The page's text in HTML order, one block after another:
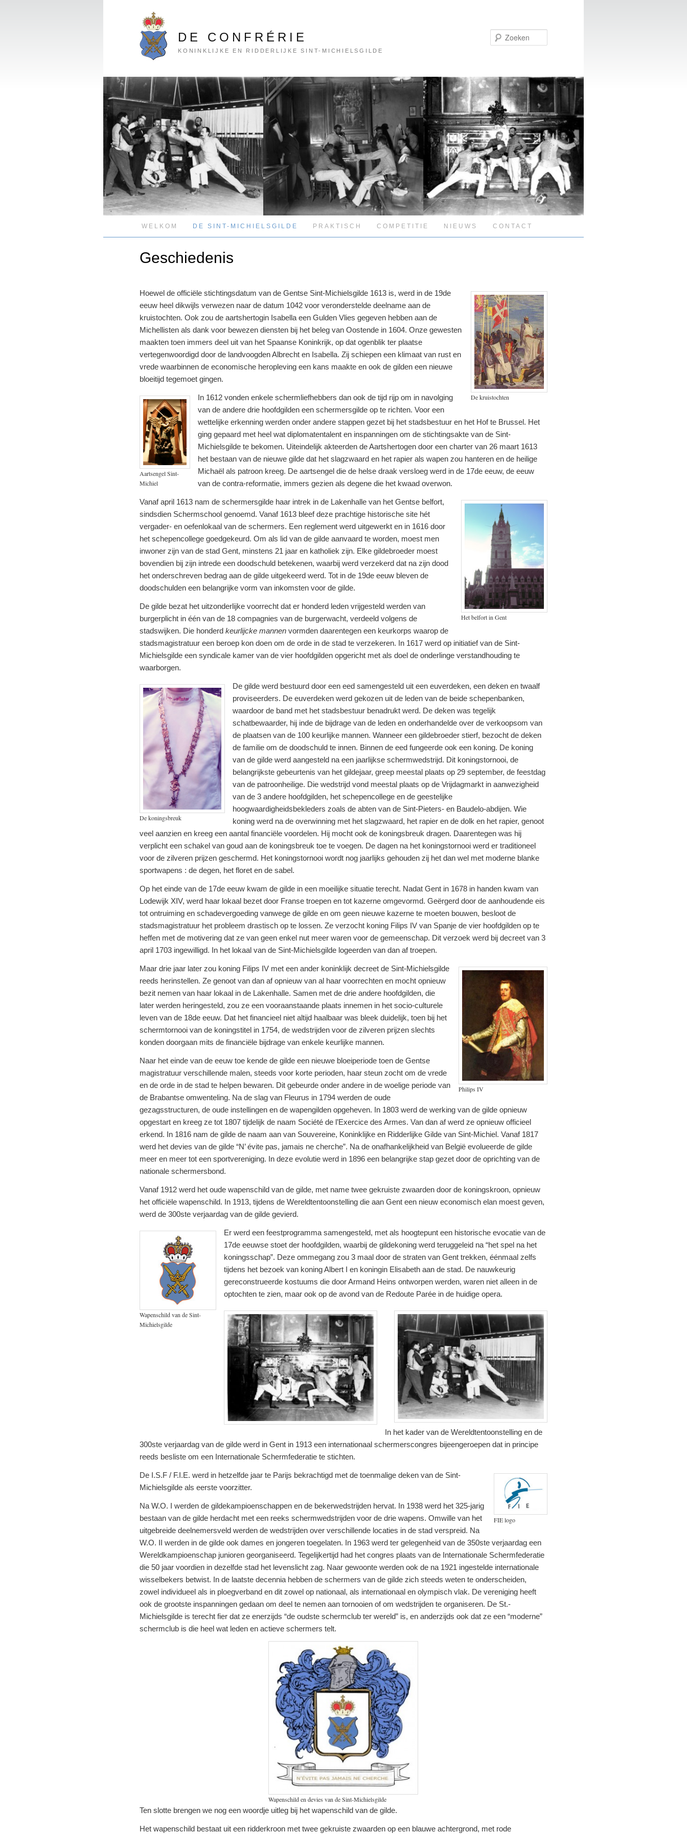
DE CONFRÉRIE
KONINKLIJKE EN RIDDERLIJKE SINT-MICHIELSGILDE
WELKOM DE SINT-MICHIELSGILDE PRAKTISCH COMPETITIE NIEUWS CONTACT
Geschiedenis
De kruistochten
Hoewel de officiële stichtingsdatum van de Gentse Sint-Michielsgilde 1613 is, werd in de 19de
eeuw heel dikwijls verwezen naar de datum 1042 voor veronderstelde deelname aan de
kruistochten. Ook zou de aartshertogin Isabella een Gulden Vlies gegeven hebben aan de
Michellisten als dank voor bewezen diensten bij het beleg van Oostende in 1604. Onze gewesten
maakten toen immers deel uit van het Spaanse Koninkrijk, op dat ogenblik ter plaatse
vertegenwoordigd door de landvoogden Albrecht en Isabella. Zij schiepen een klimaat van rust en
vrede waarbinnen de economische heropleving een kans maakte en ook de gilden een nieuwe
bloeitijd tegemoet gingen.
Aartsengel Sint-
Michiel
In 1612 vonden enkele schermliefhebbers dan ook de tijd rijp om in navolging
van de andere drie hoofdgilden een schermersgilde op te richten. Voor een
wettelijke erkenning werden onder andere stappen gezet bij het stadsbestuur en het Hof te Brussel. Het
ging gepaard met heel wat diplomatentalent en inspanningen om de stichtingsakte van de Sint-
Michielsgilde te bekomen. Uiteindelijk akteerden de Aartshertogen door een charter van 26 maart 1613
het bestaan van de nieuwe gilde dat het slagzwaard en het rapier als wapen zou hanteren en de heilige
Michaël als patroon kreeg. De aartsengel die de helse draak versloeg werd in de 17de eeuw, de eeuw
van de contra-reformatie, immers gezien als degene die het kwaad overwon.
Het belfort in Gent
Vanaf april 1613 nam de schermersgilde haar intrek in de Lakenhalle van het Gentse belfort,
sindsdien Schermschool genoemd. Vanaf 1613 bleef deze prachtige historische site hét
vergader- en oefenlokaal van de schermers. Een reglement werd uitgewerkt en in 1616 door
het schepencollege goedgekeurd. Om als lid van de gilde aanvaard te worden, moest men
inwoner zijn van de stad Gent, minstens 21 jaar en katholiek zijn. Elke gildebroeder moest
bovendien bij zijn intrede een doodschuld betekenen, waarbij werd verzekerd dat na zijn dood
het onderschreven bedrag aan de gilde uitgekeerd werd. Tot in de 19de eeuw bleven de
doodschulden een belangrijke vorm van inkomsten voor de gilde.
De gilde bezat het uitzonderlijke voorrecht dat er honderd leden vrijgesteld werden van
burgerplicht in één van de 18 compagnies van de burgerwacht, verdeeld volgens de
stadswijken. Die honderdkeurlijcke mannen vormden daarentegen een keurkorps waarop de
stadsmagistratuur een beroep kon doen om de orde in de stad te verzekeren. In 1617 werd op initiatief van de Sint-
Michielsgilde een syndicale kamer van de vier hoofdgilden opgericht met als doel de onderlinge verstandhouding te
waarborgen.
De koningsbreuk
De gilde werd bestuurd door een eed samengesteld uit een euverdeken, een deken en twaalf
proviseerders. De euverdeken werd gekozen uit de leden van de beide schepenbanken,
waardoor de band met het stadsbestuur benadrukt werd. De deken was tegelijk
schatbewaarder, hij inde de bijdrage van de leden en onderhandelde over de verkoopsom van
de plaatsen van de 100 keurlijke mannen. Wanneer een gildebroeder stierf, bezocht de deken
de familie om de doodschuld te innen. Binnen de eed fungeerde ook een koning. De koning
van de gilde werd aangesteld na een jaarlijkse schermwedstrijd. Dit koningstornooi, de
belangrijkste gebeurtenis van het gildejaar, greep meestal plaats op 29 september, de feestdag
van de patroonheilige. Die wedstrijd vond meestal plaats op de Vrijdagmarkt in aanwezigheid
van de 3 andere hoofdgilden, het schepencollege en de geestelijke
hoogwaardigheidsbekleders zoals de abten van de Sint-Pieters- en Baudelo-abdijen. Wie
koning werd na de overwinning met het slagzwaard, het rapier en de dolk en het rapier, genoot
veel aanzien en kreeg een aantal financiële voordelen. Hij mocht ook de koningsbreuk dragen. Daarentegen was hij
verplicht een schakel van goud aan de koningsbreuk toe te voegen. De dagen na het koningstornooi werd er traditioneel
voor de zilveren prijzen geschermd. Het koningstornooi wordt nog jaarlijks gehouden zij het dan wel met moderne blanke
sportwapens : de degen, het floret en de sabel.
Op het einde van de 17de eeuw kwam de gilde in een moeilijke situatie terecht. Nadat Gent in 1678 in handen kwam van
Lodewijk XIV, werd haar lokaal bezet door Franse troepen en tot kazerne omgevormd. Geërgerd door de aanhoudende eis
tot ontruiming en schadevergoeding vanwege de gilde en om geen nieuwe kazerne te moeten bouwen, besloot de
stadsmagistratuur het probleem drastisch op te lossen. Ze verzocht koning Filips IV van Spanje de vier hoofdgilden op te
heffen met de motivering dat ze van geen enkel nut meer waren voor de gemeenschap. Dit verzoek werd bij decreet van 3
april 1703 ingewilligd. In het lokaal van de Sint-Michielsgilde logeerden van dan af troepen.
Philips IV
Maar drie jaar later zou koning Filips IV met een ander koninklijk decreet de Sint-Michielsgilde
reeds herinstellen. Ze genoot van dan af opnieuw van al haar voorrechten en mocht opnieuw
bezit nemen van haar lokaal in de Lakenhalle. Samen met de drie andere hoofdgilden, die
later werden heringesteld, zou ze een vooraanstaande plaats innemen in het socio-culturele
leven van de 18de eeuw. Dat het financieel niet altijd haalbaar was bleek duidelijk, toen bij het
schermtornooi van de koningstitel in 1754, de wedstrijden voor de zilveren prijzen slechts
konden doorgaan mits de financiële bijdrage van enkele keurlijke mannen.
Naar het einde van de eeuw toe kende de gilde een nieuwe bloeiperiode toen de Gentse
magistratuur verschillende malen, steeds voor korte perioden, haar steun zocht om de vrede
en de orde in de stad te helpen bewaren. Dit gebeurde onder andere in de woelige periode van
de Brabantse omwenteling. Na de slag van Fleurus in 1794 werden de oude
gezagsstructuren, de oude instellingen en de wapengilden opgeheven. In 1803 werd de werking van de gilde opnieuw
opgestart en kreeg ze tot 1807 tijdelijk de naam Société de l’Exercice des Armes. Van dan af werd ze opnieuw officieel
erkend. In 1816 nam de gilde de naam aan van Souvereine, Koninklijke en Ridderlijke Gilde van Sint-Michiel. Vanaf 1817
werd het devies van de gilde “N’ évite pas, jamais ne cherche”. Na de onafhankelijkheid van België evolueerde de gilde
meer en meer tot een sportvereniging. In deze evolutie werd in 1896 een belangrijke stap gezet door de oprichting van de
nationale schermersbond.
Vanaf 1912 werd het oude wapenschild van de gilde, met name twee gekruiste zwaarden door de koningskroon, opnieuw
het officiële wapenschild. In 1913, tijdens de Wereldtentoonstelling die aan Gent een nieuw economisch elan moest geven,
werd de 300ste verjaardag van de gilde gevierd.
Wapenschild van de Sint-
Michielsgilde
Er werd een feestprogramma samengesteld, met als hoogtepunt een historische evocatie van de
17de eeuwse stoet der hoofdgilden, waarbij de gildekoning werd teruggeleid na “het spel na het
koningsschap”. Deze ommegang zou 3 maal door de straten van Gent trekken, éénmaal zelfs
tijdens het bezoek van koning Albert I en koningin Elisabeth aan de stad. De nauwkeurig
gereconstrueerde kostuums die door Armand Heins ontworpen werden, waren niet alleen in de
optochten te zien, maar ook op de avond van de Redoute Parée in de huidige opera.
In het kader van de Wereldtentoonstelling en de
300ste verjaardag van de gilde werd in Gent in 1913 een internationaal schermerscongres bijeengeroepen dat in principe
reeds besliste om een Internationale Schermfederatie te stichten.
FIE logo
De I.S.F / F.I.E. werd in hetzelfde jaar te Parijs bekrachtigd met de toenmalige deken van de Sint-
Michielsgilde als eerste voorzitter.
Na W.O. I werden de gildekampioenschappen en de bekerwedstrijden hervat. In 1938 werd het 325-jarig
bestaan van de gilde herdacht met een reeks schermwedstrijden voor de drie wapens. Omwille van het
uitgebreide deelnemersveld werden de wedstrijden over verschillende locaties in de stad verspreid. Na
W.O. II werden in de gilde ook dames en jongeren toegelaten. In 1963 werd ter gelegenheid van de 350ste verjaardag een
Wereldkampioenschap junioren georganiseerd. Tegelijkertijd had het congres plaats van de Internationale Schermfederatie
die 50 jaar voordien in dezelfde stad het levenslicht zag. Naar gewoonte werden ook de na 1921 ingestelde internationale
wisselbekers betwist. In de laatste decennia hebben de schermers van de gilde zich steeds weten te onderscheiden,
zowel individueel als in ploegverband en dit zowel op nationaal, als internationaal en olympisch vlak. De vereniging heeft
ook de grootste inspanningen gedaan om deel te nemen aan tornooien of om wedstrijden te organiseren. De St.-
Michielsgilde is terecht fier dat ze enerzijds “de oudste schermclub ter wereld” is, en anderzijds ook dat ze een “moderne”
schermclub is die heel wat leden en actieve schermers telt.
Wapenschild en devies van de Sint-Michielsgilde
Ten slotte brengen we nog een woordje uitleg bij het wapenschild van de gilde.
Het wapenschild bestaat uit een ridderkroon met twee gekruiste zwaarden op een blauwe achtergrond, met rode